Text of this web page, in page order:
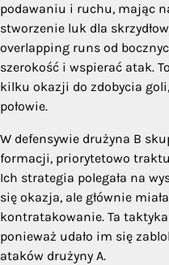
podawaniu i ruchu, mając
stworzenie luk dla
overlapping runs od
szerokość i wspierać atak.
kilku okazji do zdobycia
połowie.
W defensywie drużyna B
formacji, priorytetowo
Ich strategia polegała na
się okazja, ale głównie
kontratakowanie. Ta
ponieważ udało im się
ataków drużyny A.